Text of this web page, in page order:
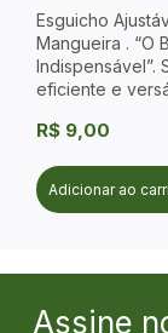
Esguicho
Mangueira . “O
Indispensável”.
eficiente e
R$ 9,00
Adicionar ao
Assine